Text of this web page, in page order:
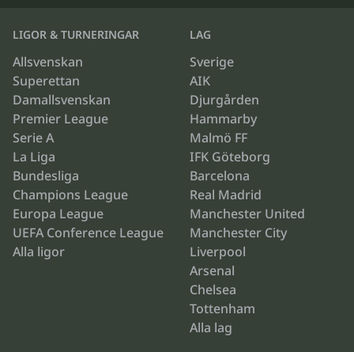
LIGOR & TURNERINGAR
Allsvenskan
Superettan
Damallsvenskan
Premier League
Serie A
La Liga
Bundesliga
Champions League
Europa League
UEFA Conference League
Alla ligor
LAG
Sverige
AIK
Djurgården
Hammarby
Malmö FF
IFK Göteborg
Barcelona
Real Madrid
Manchester United
Manchester City
Liverpool
Arsenal
Chelsea
Tottenham
Alla lag